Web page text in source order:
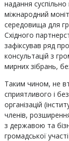
надання
міжнародний
середовища для
Східного
зафіксував ряд
консультацій з
мирних зібрань,
Таким чином, не
сприятливого і
організацій
членів,
з державою та
громадської